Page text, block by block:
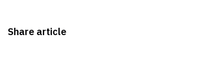
Share article